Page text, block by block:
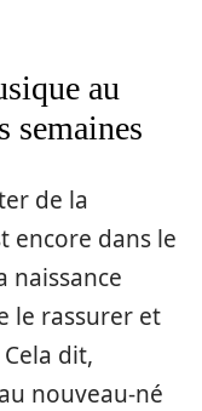
au
semaines
de la
encore dans le
naissance
le rassurer et
dit,
nouveau-né